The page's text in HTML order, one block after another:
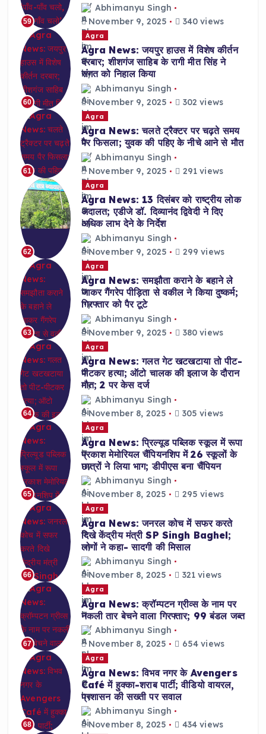
59
Abhimanyu Singh
November 9, 2025
340 views
60
Agra
Agra News: जयपुर हाउस में विशेष कीर्तन
दरबार; शीशगंज साहिब के रागी मीत सिंह ने
संगत को निहाल किया
Abhimanyu Singh
November 9, 2025
302 views
61
Agra
Agra News: चलते ट्रैक्टर पर चढ़ते समय
पैर फिसला; युवक की पहिए के नीचे आने से मौत
Abhimanyu Singh
November 9, 2025
291 views
62
Agra
Agra News: 13 दिसंबर को राष्ट्रीय लोक
अदालत; एडीजे डॉ. दिव्यानंद द्विवेदी ने दिए
अधिक लाभ देने के निर्देश
Abhimanyu Singh
November 9, 2025
299 views
63
Agra
Agra News: समझौता कराने के बहाने ले
जाकर गैंगरेप पीड़िता से वकील ने किया दुष्कर्म;
गिरफ्तार को पैर टूटे
Abhimanyu Singh
November 9, 2025
380 views
64
Agra
Agra News: गलत गेट खटखटाया तो पीट-
पीटकर हत्या; ऑटो चालक की इलाज के दौरान
मौत; 2 पर केस दर्ज
Abhimanyu Singh
November 8, 2025
305 views
65
Agra
Agra News: प्रिल्यूड पब्लिक स्कूल में रूपा
प्रकाश मेमोरियल चैंपियनशिप में 26 स्कूलों के
छात्रों ने लिया भाग; डीपीएस बना चैंपियन
Abhimanyu Singh
November 8, 2025
295 views
66
Agra
Agra News: जनरल कोच में सफर करते
दिखे केंद्रीय मंत्री SP Singh Baghel;
लोगों ने कहा- सादगी की मिसाल
Abhimanyu Singh
November 8, 2025
321 views
67
Agra
Agra News: क्रॉम्पटन ग्रीव्स के नाम पर
नकली तार बेचने वाला गिरफ्तार; 99 बंडल जब्त
Abhimanyu Singh
November 8, 2025
654 views
68
Agra
Agra News: विभव नगर के Avengers
Café में हुक्का-शराब पार्टी; वीडियो वायरल,
प्रशासन की सख्ती पर सवाल
Abhimanyu Singh
November 8, 2025
434 views